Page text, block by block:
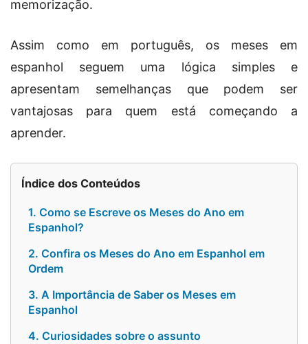
memorização.
Assim como em português, os meses em
espanhol seguem uma lógica simples e
apresentam semelhanças que podem ser
vantajosas para quem está começando a
aprender.
Índice dos Conteúdos
1. Como se Escreve os Meses do Ano em
Espanhol?
2. Confira os Meses do Ano em Espanhol em
Ordem
3. A Importância de Saber os Meses em
Espanhol
4. Curiosidades sobre o assunto